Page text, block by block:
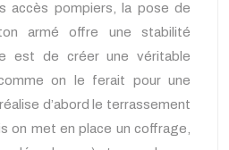
accès pompiers, la pose de
armé offre une stabilité
est de créer une véritable
on le ferait pour une
d’abord le terrassement
on met en place un coffrage,